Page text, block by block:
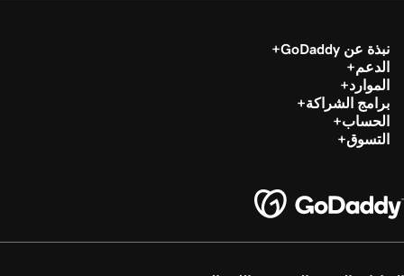
نبذة عن GoDaddy
الدعم
الموارد
برامج الشراكة
الحساب
التسوق